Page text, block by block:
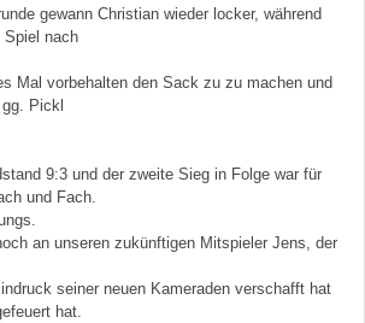
gewann Christian wieder locker, während
Spiel nach
Mal vorbehalten den Sack zu zu machen und
Pickl
9:3 und der zweite Sieg in Folge war für
und Fach.
an unseren zukünftigen Mitspieler Jens, der
seiner neuen Kameraden verschafft hat
hat.